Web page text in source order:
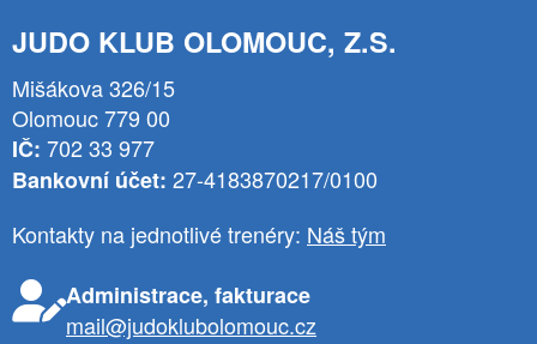
JUDO KLUB OLOMOUC, Z.S.
Mišákova 326/15
Olomouc 779 00
IČ: 702 33 977
Bankovní účet: 27-4183870217/0100
Kontakty na jednotlivé trenéry: Náš tým
Administrace, fakturace
mail@judoklubolomouc.cz